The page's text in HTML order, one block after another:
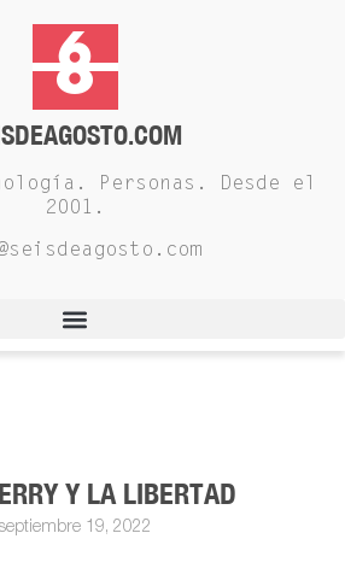
Personas. Desde el
2001.
Y LA LIBERTAD
septiembre 19, 2022